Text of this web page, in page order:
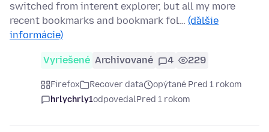
switched from interent explorer, but all my more
recent bookmarks and bookmark fol… (ďalšie
informácie)
Vyriešené Archivované 4 229
Firefox Recover data
opýtané Pred 1 rokom
hrlychrly1odpovedalPred 1 rokom